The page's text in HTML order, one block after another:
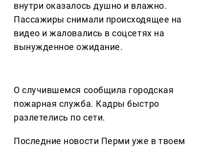
внутри оказалось душно и влажно.
Пассажиры снимали происходящее на
видео и жаловались в соцсетях на
вынужденное ожидание.
О случившемся сообщила городская
пожарная служба. Кадры быстро
разлетелись по сети.
Последние новости Перми уже в твоем